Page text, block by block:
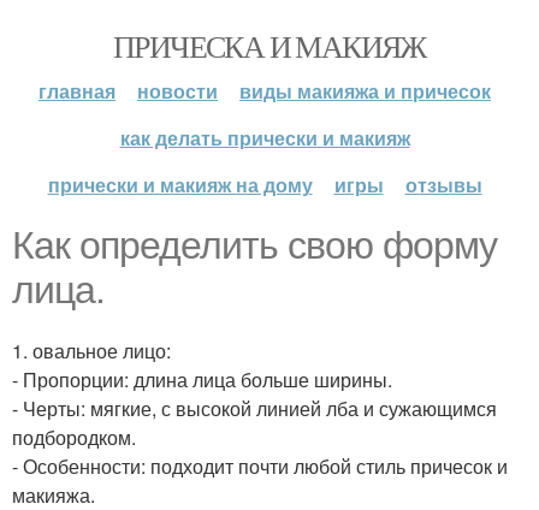
ПРИЧЕСКА И МАКИЯЖ
главная новости
виды макияжа и причесок
как делать прически и макияж
прически и макияж на дому
игры отзывы
Как определить свою форму
лица.
1. овальное лицо:
- Пропорции: длина лица больше ширины.
- Черты: мягкие, с высокой линией лба и сужающимся
подбородком.
- Особенности: подходит почти любой стиль причесок и
макияжа.